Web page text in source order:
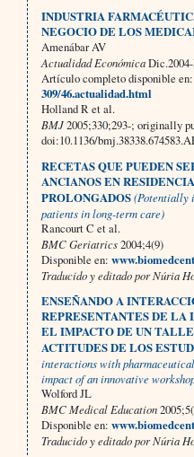
INDUSTRIA
NEGOCIO DE LOS
Amenábar AV
Actualidad EconómicaDic.2004-
Artículo completo disponible en:
309/46.actualidad.html
Holland R et al.
BMJ2005;330;293-; originally
doi:10.1136/
RECETAS QUE PUEDEN
ANCIANOS EN
PROLONGADOS(Potentially
patients in long-term care)
Rancourt C et al.
BMC Geriatrics2004;4(9)
Disponible en:
Traducido y editado por Núria
ENSEÑANDO A
REPRESENTANTES DE LA
EL IMPACTO DE UN
ACTITUDES DE LOS
interactions with
impact of an innovative
Wolford JL
BMC Medical Education
Disponible en:
Traducido y editado por Núria